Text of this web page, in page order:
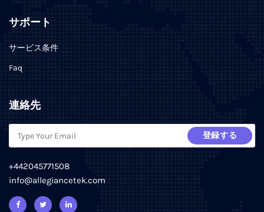
サポート
サービス条件
Faq
連絡先
登録する
+442045771508
info@allegiancetek.com